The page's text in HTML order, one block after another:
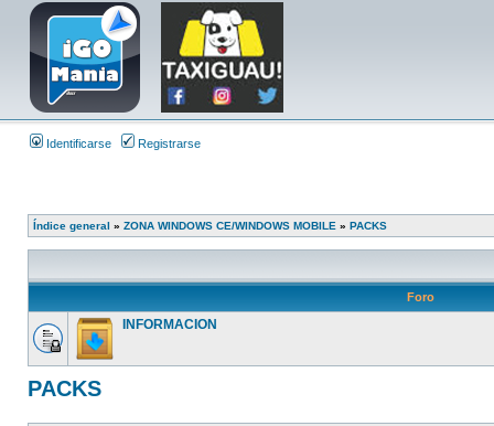
Identificarse Registrarse
Índice general » ZONA WINDOWS CE/WINDOWS MOBILE » PACKS
Foro
INFORMACION
PACKS